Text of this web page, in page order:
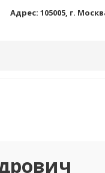
Адрес: 105005, г.